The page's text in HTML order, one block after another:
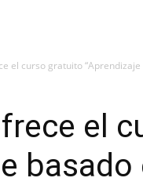
el curso gratuito
el